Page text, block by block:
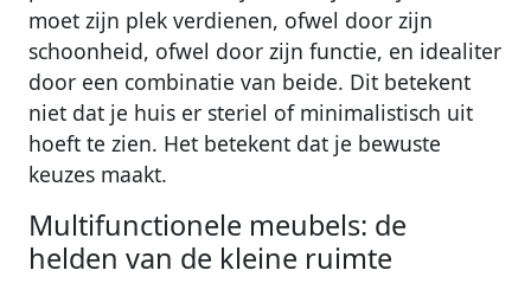
moet zijn plek verdienen, ofwel door zijn
schoonheid, ofwel door zijn functie, en idealiter
door een combinatie van beide. Dit betekent
niet dat je huis er steriel of minimalistisch uit
hoeft te zien. Het betekent dat je bewuste
keuzes maakt.
Multifunctionele meubels: de
helden van de kleine ruimte